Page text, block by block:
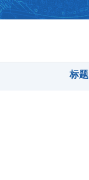
标题